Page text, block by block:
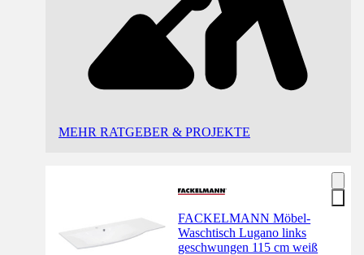
MEHR RATGEBER & PROJEKTE
FACKELMANN Möbel-
Waschtisch Lugano links
geschwungen 115 cm weiß